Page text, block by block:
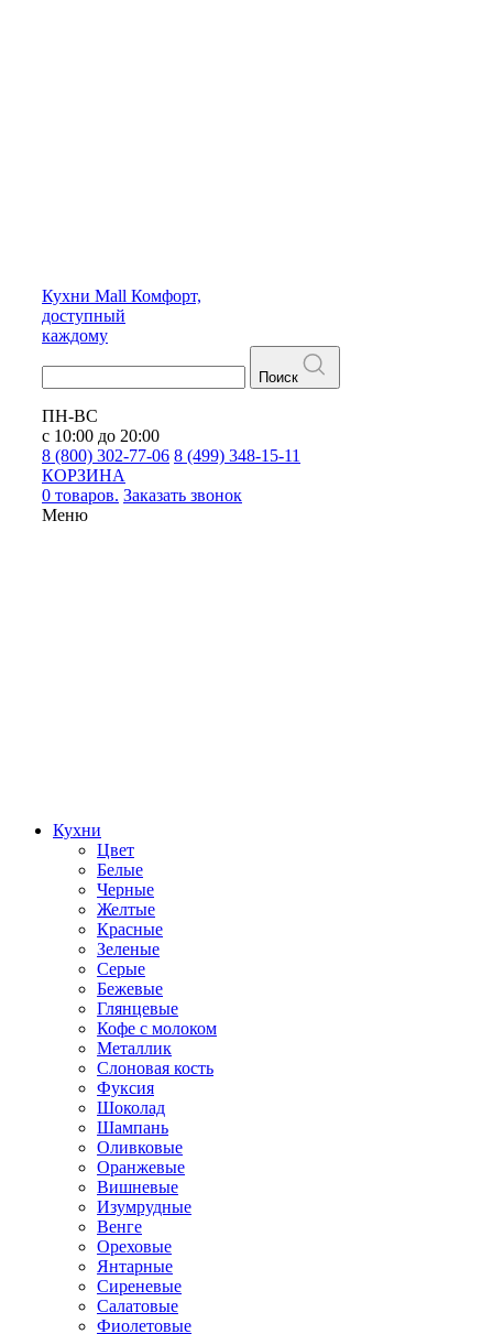
Кухни Mall Комфорт,
доступный
каждому
Поиск
ПН-ВС
с 10:00 до 20:00
8 (800) 302-77-06 8 (499) 348-15-11
КОРЗИНА
0 товаров. Заказать звонок
Меню
Кухни
Цвет
Белые
Черные
Желтые
Красные
Зеленые
Серые
Бежевые
Глянцевые
Кофе с молоком
Металлик
Слоновая кость
Фуксия
Шоколад
Шампань
Оливковые
Оранжевые
Вишневые
Изумрудные
Венге
Ореховые
Янтарные
Сиреневые
Салатовые
Фиолетовые